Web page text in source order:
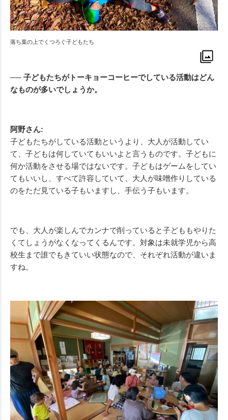
落ち葉の上でくつろぐ子どもたち
── 子どもたちがトーキョーコーヒーでしている活動はどん
なものが多いでしょうか。
阿野さん:
子どもたちがしている活動というより、大人が活動してい
て、子どもは何していてもいいよと言うものです。子どもに
何か活動をさせる場ではないです。子どもはゲームをしてい
てもいいし、すべて許容していて、大人が味噌作りしている
のをただ見ている子もいますし、手伝う子もいます。
でも、大人が楽しんでカンナで削っていると子どももやりた
くてしょうがなくなってくるんです。対象は未就学児から高
校生まで誰でもきていい状態なので、それぞれ活動が違いま
すね。